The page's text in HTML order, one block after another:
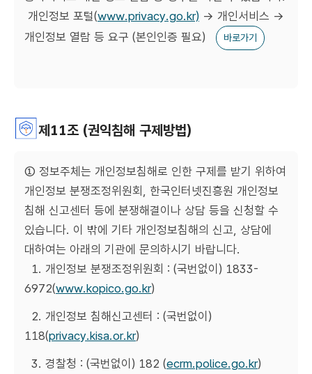
개인정보 포털(www.privacy.go.kr) → 개인서비스 →
개인정보 열람 등 요구 (본인인증 필요)
바로가기
제11조 (권익침해 구제방법)
① 정보주체는 개인정보침해로 인한 구제를 받기 위하여
개인정보 분쟁조정위원회, 한국인터넷진흥원 개인정보
침해 신고센터 등에 분쟁해결이나 상담 등을 신청할 수
있습니다. 이 밖에 기타 개인정보침해의 신고, 상담에
대하여는 아래의 기관에 문의하시기 바랍니다.
1. 개인정보 분쟁조정위원회 : (국번없이) 1833-
6972(www.kopico.go.kr)
2. 개인정보 침해신고센터 : (국번없이)
118(privacy.kisa.or.kr)
3. 경찰청 : (국번없이) 182 (ecrm.police.go.kr)